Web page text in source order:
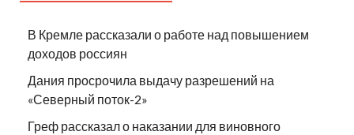
В Кремле рассказали о работе над повышением
доходов россиян
Дания просрочила выдачу разрешений на
«Северный поток-2»
Греф рассказал о наказании для виновного